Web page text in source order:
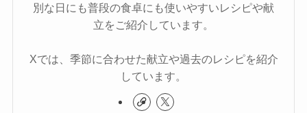
別な日にも普段の食卓にも使いやすいレシピや献
立をご紹介しています。
Xでは、季節に合わせた献立や過去のレシピを紹介
しています。